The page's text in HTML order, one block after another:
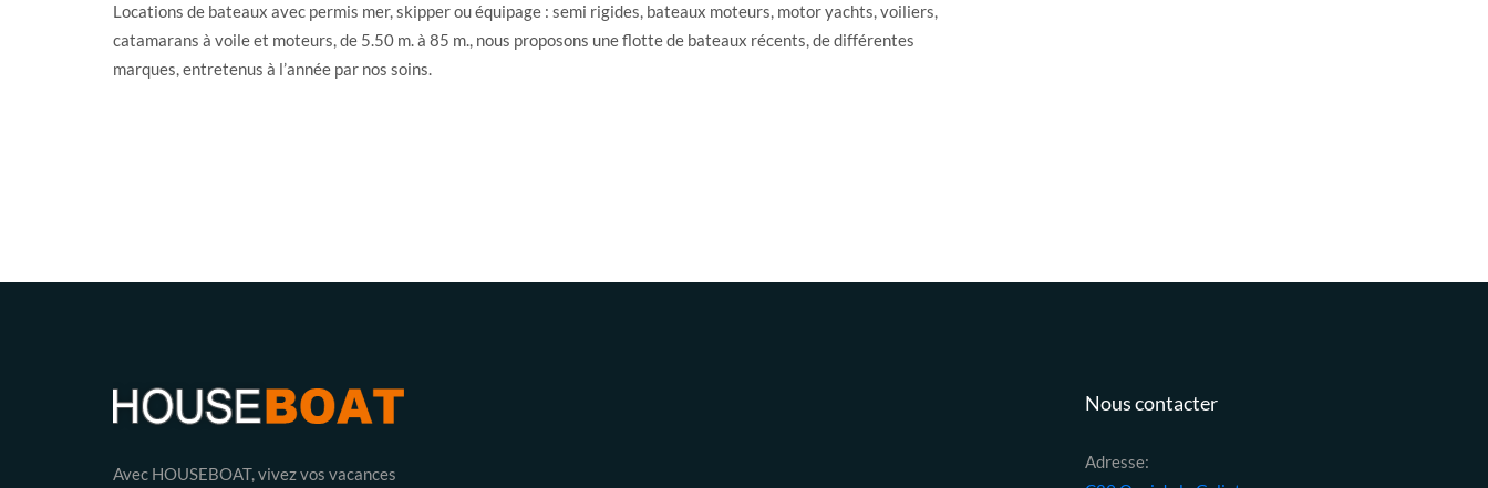
Locations de bateaux avec permis mer, skipper ou équipage : semi rigides, bateaux moteurs, motor yachts, voiliers,
catamarans à voile et moteurs, de 5.50 m. à 85 m., nous proposons une flotte de bateaux récents, de différentes
marques, entretenus à l’année par nos soins.
Avec HOUSEBOAT, vivez vos vacances
Nous contacter
Adresse: